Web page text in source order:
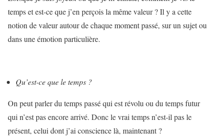
temps et est-ce que j’en perçois la même valeur ? Il y a cette
notion de valeur autour de chaque moment passé, sur un sujet ou
dans une émotion particulière.
Qu’est-ce que le temps ?
On peut parler du temps passé qui est révolu ou du temps futur
qui n’est pas encore arrivé. Donc le vrai temps n’est-il pas le
présent, celui dont j’ai conscience là, maintenant ?